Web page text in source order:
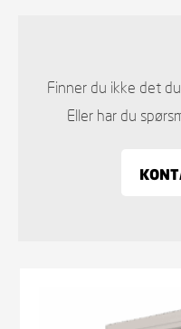
Finner du ikke det
Eller har du